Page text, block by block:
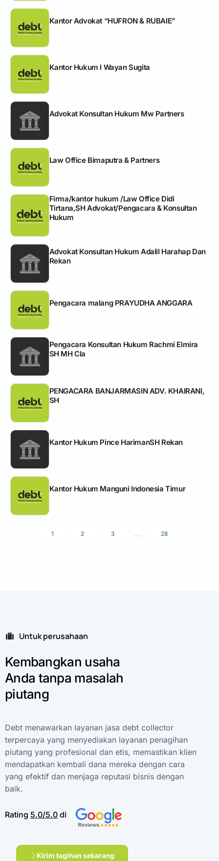
Kantor Advokat “HUFRON & RUBAIE”
Kantor Hukum I Wayan Sugita
Advokat Konsultan Hukum Mw Partners
Law Office Bimaputra & Partners
Firma/kantor hukum /Law Office Didi
Tirtana,SH Advokat/Pengacara & Konsultan
Hukum
Advokat Konsultan Hukum Adalil Harahap Dan
Rekan
Pengacara malang PRAYUDHA ANGGARA
Pengacara Konsultan Hukum Rachmi Elmira
SH MH Cla
PENGACARA BANJARMASIN ADV. KHAIRANI,
SH
Kantor Hukum Pince HarimanSH Rekan
Kantor Hukum Manguni Indonesia Timur
1 2 3 ... 28
Untuk perusahaan
Kembangkan usaha
Anda tanpa masalah
piutang
Debt menawarkan layanan jasa debt collector
terpercaya yang menyediakan layanan penagihan
piutang yang profesional dan etis, memastikan klien
mendapatkan kembali dana mereka dengan cara
yang efektif dan menjaga reputasi bisnis dengan
baik.
Rating 5.0/5.0 di
Kirim tagihan sekarang